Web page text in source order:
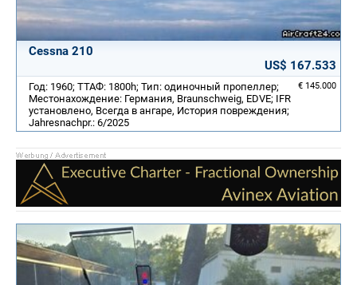
Cessna 210
US$ 167.533
€ 145.000
Год: 1960; ТТАФ: 1800h; Тип: одиночный пропеллер;
Местонахождение: Германия, Braunschweig, EDVE; IFR
установлено, Всегда в ангаре, История повреждения;
Jahresnachpr.: 6/2025